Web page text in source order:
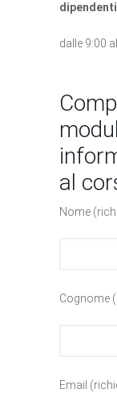
dipendenti
dalle 9:00
al
Nome
Cognome
Email